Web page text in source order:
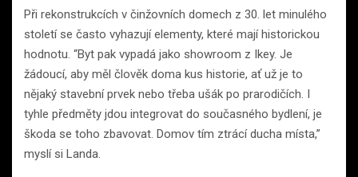
Při rekonstrukcích v činžovních domech z 30. let minulého
století se často vyhazují elementy, které mají historickou
hodnotu. “Byt pak vypadá jako showroom z Ikey. Je
žádoucí, aby měl člověk doma kus historie, ať už je to
nějaký stavební prvek nebo třeba ušák po prarodičích. I
tyhle předměty jdou integrovat do současného bydlení, je
škoda se toho zbavovat. Domov tím ztrácí ducha místa,”
myslí si Landa.